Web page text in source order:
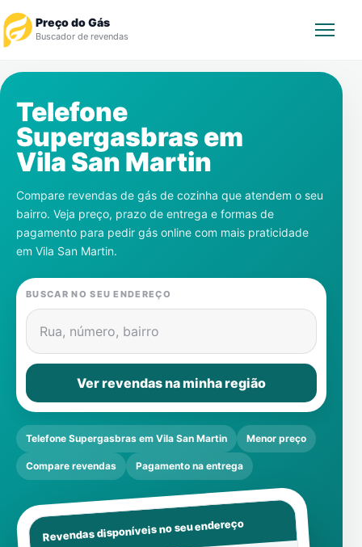
Preço do Gás
Buscador de revendas
Revendedor
Notícias
Cadastre-se
Gás
Contatos
Telefone
Supergasbras em
Vila San Martin
Compare revendas de gás de cozinha que atendem o seu
bairro. Veja preço, prazo de entrega e formas de
pagamento para pedir gás online com mais praticidade
em Vila San Martin.
BUSCAR NO SEU ENDEREÇO
Rua, número, bairro
Ver revendas na minha região
Telefone Supergasbras em Vila San Martin Menor preço
Compare revendas Pagamento na entrega
Revendas disponíveis no seu endereço